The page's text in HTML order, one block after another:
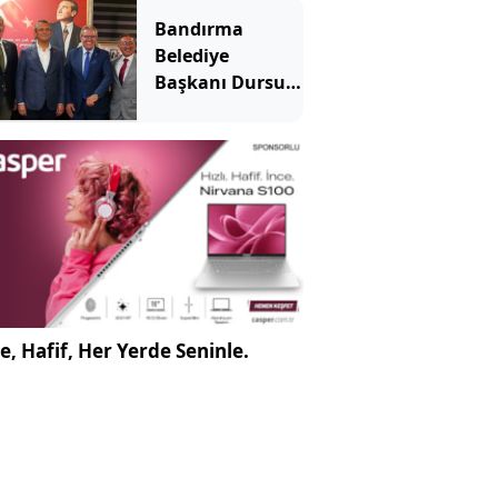
Bandırma
Belediye
Başkanı Dursun
Parti'ye katıldı
Hafif, Her Yerde Seninle.